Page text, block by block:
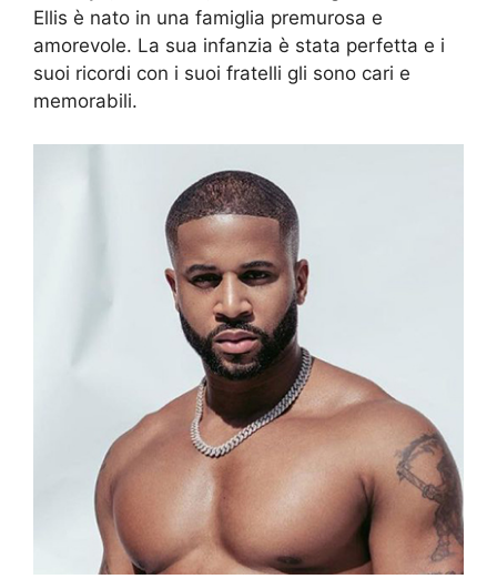
Ellis è nato in una famiglia premurosa e
amorevole. La sua infanzia è stata perfetta e i
suoi ricordi con i suoi fratelli gli sono cari e
memorabili.